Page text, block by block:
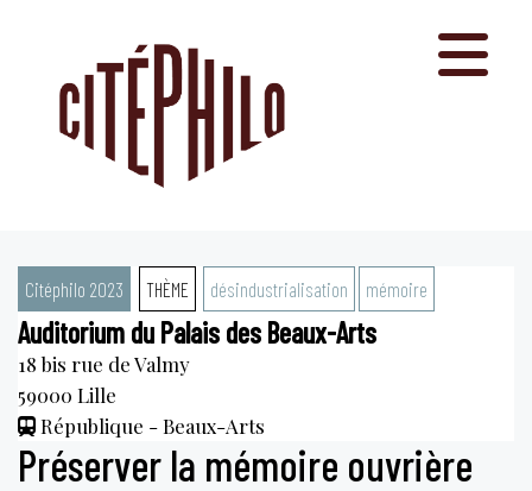
Citéphilo 2023 THÈME désindustrialisation mémoire
Auditorium du Palais des Beaux-Arts
18 bis rue de Valmy
59000 Lille
République - Beaux-Arts
Préserver la mémoire ouvrière